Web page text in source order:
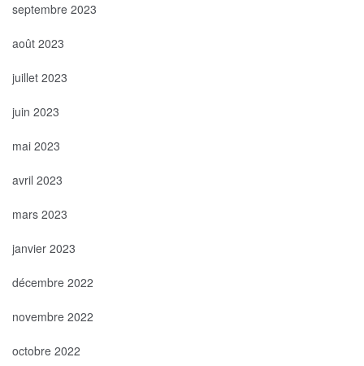
septembre 2023
août 2023
juillet 2023
juin 2023
mai 2023
avril 2023
mars 2023
janvier 2023
décembre 2022
novembre 2022
octobre 2022